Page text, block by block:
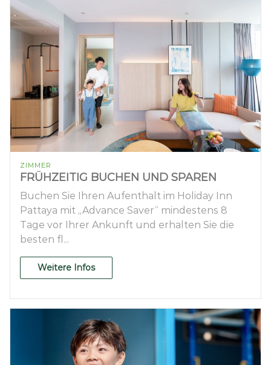
ZIMMER
FRÜHZEITIG BUCHEN UND SPAREN
Buchen Sie Ihren Aufenthalt im Holiday Inn
Pattaya mit „Advance Saver“ mindestens 8
Tage vor Ihrer Ankunft und erhalten Sie die
besten fl...
Weitere Infos